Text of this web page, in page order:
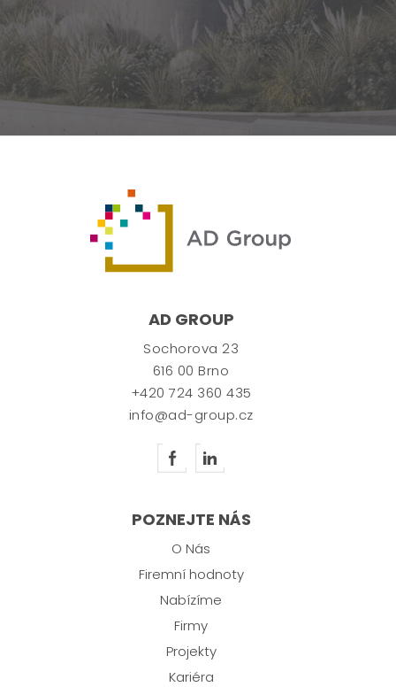
AD GROUP
Sochorova 23
616 00 Brno
+420 724 360 435
info@ad-group.cz
POZNEJTE NÁS
O Nás
Firemní hodnoty
Nabízíme
Firmy
Projekty
Kariéra